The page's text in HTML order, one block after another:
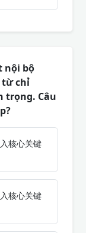
nội bộ
từ chỉ
trọng. Câu
核心关键
核心关键